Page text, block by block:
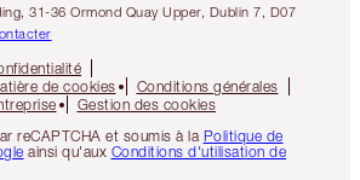
31-36 Ormond Quay Upper, Dublin 7, D07
de cookies
Conditions générales
Gestion des cookies
reCAPTCHA et soumis à la Politique de
ainsi qu'aux Conditions d'utilisation de